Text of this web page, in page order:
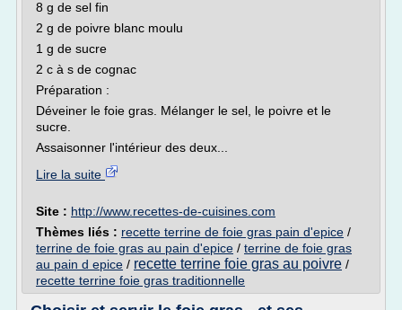
8 g de sel fin
2 g de poivre blanc moulu
1 g de sucre
2 c à s de cognac
Préparation :
Déveiner le foie gras. Mélanger le sel, le poivre et le
sucre.
Assaisonner l'intérieur des deux...
Lire la suite
Site : http://www.recettes-de-cuisines.com
Thèmes liés : recette terrine de foie gras pain d'epice /
terrine de foie gras au pain d'epice / terrine de foie gras
au pain d epice / recette terrine foie gras au poivre /
recette terrine foie gras traditionnelle